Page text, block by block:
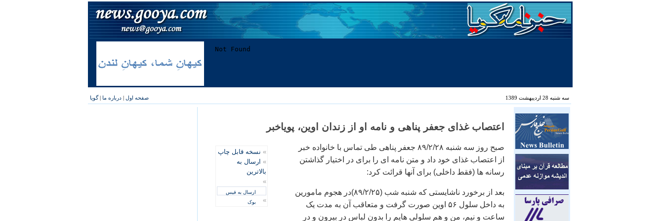
سه شنبه 28 اردیبهشت 1389 صفحه اول | درباره ما |گویا
اعتصاب غذای جعفر پناهی و نامه او از زندان اوين، پوياخبر
» نسخه قابل چاپ
» ارسال به
بالاترین
»
ارسال به فیس
بوک
»
صبح روز سه شنبه ۸۹/۲/۲۸ جعفر پناهی طی تماس با خانواده خبر
از اعتصاب غذای خود داد و متن نامه ای را برای در اختيار گذاشتن
رسانه ها (فقط داخلی) برای آنها قرائت کرد:
بعد از برخورد ناشايستی که شنبه شب (۸۹/۲/۲۵)در هجوم مامورين
به داخل سلول ۵۶ اوين صورت گرفت و متعاقب آن به مدت يک
ساعت و نيم، من و هم سلولی هايم را بدون لباس در بيرون و در